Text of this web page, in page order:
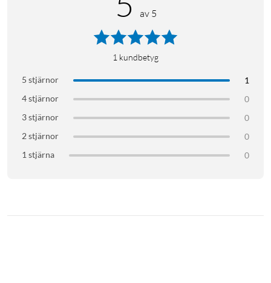
av 5
1 kundbetyg
5 stjärnor
1
4 stjärnor
0
3 stjärnor
0
2 stjärnor
0
1 stjärna
0